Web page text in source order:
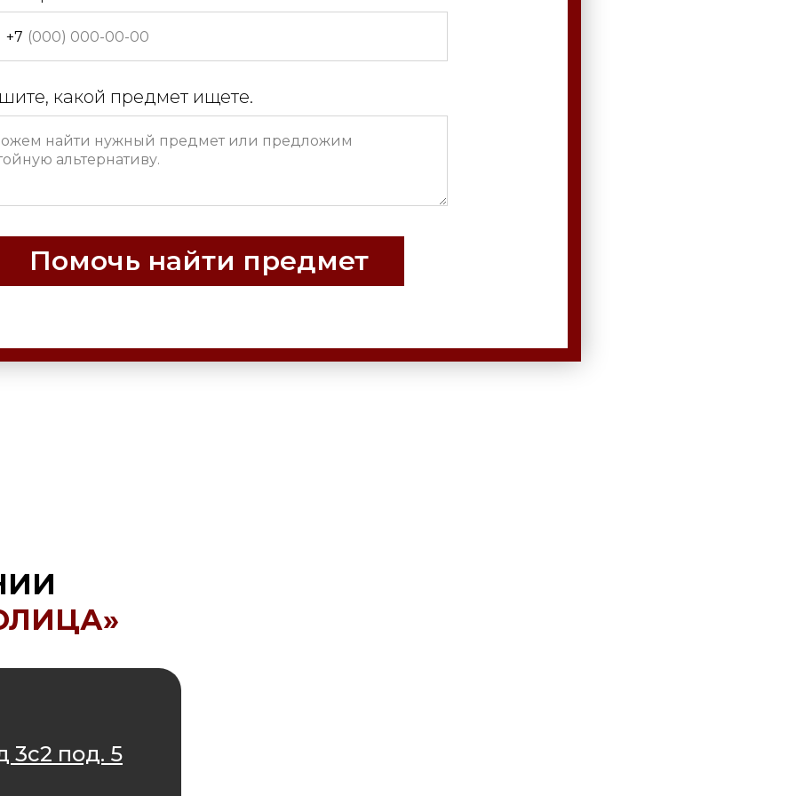
+7
какой предмет ищете.
Помочь найти предмет
3с2 под. 5